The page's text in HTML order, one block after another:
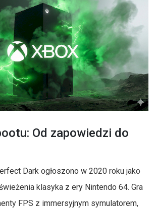
Od zapowiedzi do
Dark ogłoszono w 2020 roku jako
klasyka z ery Nintendo 64. Gra
FPS z immersyjnym symulatorem,